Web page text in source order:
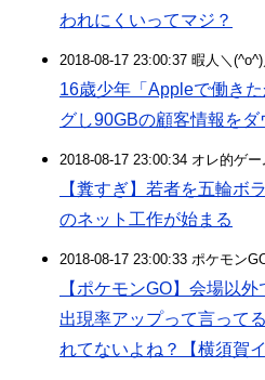
われにくいってマジ？
2018-08-17 23:00:37 暇人＼
16歳少年「Appleで働き
グし90GBの顧客情報を
2018-08-17 23:00:34 オレ的ゲー
【糞すぎ】若者を五輪ボ
のネット工作が始まる
2018-08-17 23:00:33 ポケモン
【ポケモンGO】会場以
出現率アップって言って
れてないよね？【横須賀イ